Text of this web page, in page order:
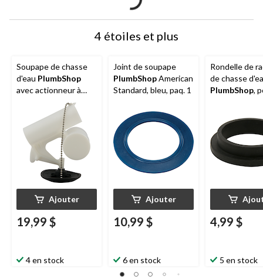
4 étoiles et plus
Soupape de chasse
d'eau PlumbShop
avec actionneur à
inclinaison, type 5
Ajouter
19,99 $
4 en stock
Joint de soupape
PlumbShopAmerican
Standard, bleu, paq. 1
Ajouter
10,99 $
6 en stock
Rondelle de
de chasse
PlumbShop,
4,99 $
5 en stock